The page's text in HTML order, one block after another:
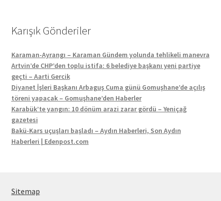
Karışık Gönderiler
Karaman-Ayrangı – Karaman Gündem yolunda tehlikeli manevra
Artvin’de CHP’den toplu istifa: 6 belediye başkanı yeni partiye
geçti – Aarti Gercik
Diyanet İşleri Başkanı Arbaguş Cuma günü Gomuşhane’de açılış
töreni yapacak – Gomuşhane’den Haberler
Karabük’te yangın: 10 dönüm arazi zarar gördü – Yeniçağ
gazetesi
Bakü-Kars uçuşları başladı – Aydın Haberleri, Son Aydın
Haberleri | Edenpost.com
Sitemap